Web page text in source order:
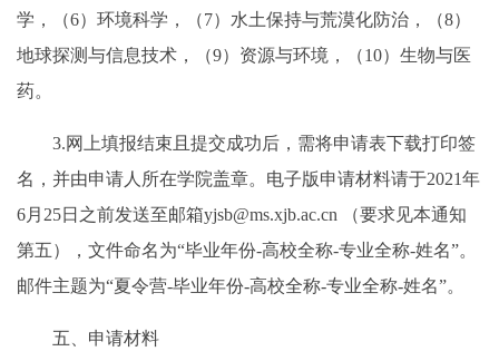
学，（6）环境科学，（7）水土保持与荒漠化防治，（8）
地球探测与信息技术，（9）资源与环境，（10）生物与医
药。
3.网上填报结束且提交成功后，需将申请表下载打印签
名，并由申请人所在学院盖章。电子版申请材料请于2021年
6月25日之前发送至邮箱yjsb@ms.xjb.ac.cn （要求见本通知
第五），文件命名为“毕业年份-高校全称-专业全称-姓名”。
邮件主题为“夏令营-毕业年份-高校全称-专业全称-姓名”。
五、申请材料